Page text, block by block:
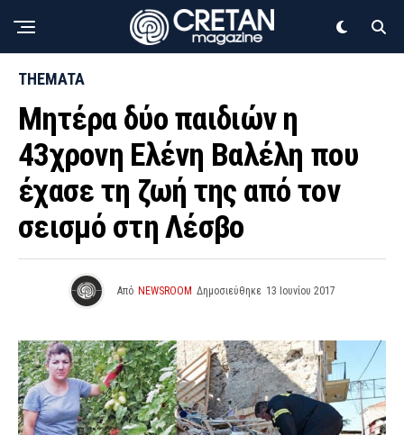
THEMATA
Mητέρα δύο παιδιών η
43χρονη Ελένη Βαλέλη που
έχασε τη ζωή της από τον
σεισμό στη Λέσβο
Από NEWSROOM Δημοσιεύθηκε 13 Ιουνίου 2017